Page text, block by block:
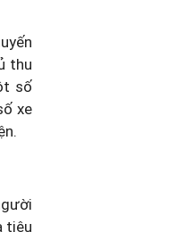
thu
số
xe
tiêu